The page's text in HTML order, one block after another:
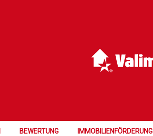
BEWERTUNG IMMOBILIENFÖRDERUNG